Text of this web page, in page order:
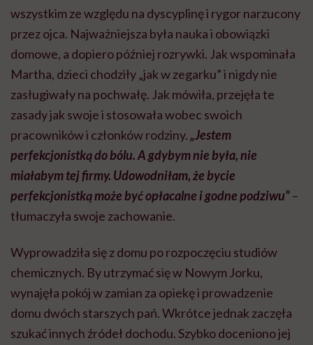
wszystkim ze względu na dyscyplinę i rygor narzucony
przez ojca. Najważniejsza była nauka i obowiązki
domowe, a dopiero później rozrywki. Jak wspominała
Martha, dzieci chodziły „jak w zegarku” i nigdy nie
zasługiwały na pochwałę. Jak mówiła, przejęła te
zasady jak swoje i stosowała wobec swoich
pracowników i członków rodziny.„Jestem
perfekcjonistką do bólu. A gdybym nie była, nie
miałabym tej firmy. Udowodniłam, że bycie
perfekcjonistką może być opłacalne i godne podziwu”–
tłumaczyła swoje zachowanie.
Wyprowadziła się z domu po rozpoczęciu studiów
chemicznych. By utrzymać się w Nowym Jorku,
wynajęła pokój w zamian za opiekę i prowadzenie
domu dwóch starszych pań. Wkrótce jednak zaczęła
szukać innych źródeł dochodu. Szybko doceniono jej